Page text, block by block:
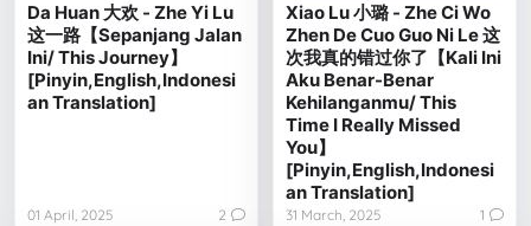
Da Huan 大欢 - Zhe Yi Lu
这一路【Sepanjang Jalan
Ini/ This Journey】
[Pinyin,English,Indonesi
an Translation]
01 April, 2025 2
Xiao Lu 小璐 - Zhe Ci Wo
Zhen De Cuo Guo Ni Le 这
次我真的错过你了【Kali Ini
Aku Benar-Benar
Kehilanganmu/ This
Time I Really Missed
You】
[Pinyin,English,Indonesi
an Translation]
31 March, 2025 1